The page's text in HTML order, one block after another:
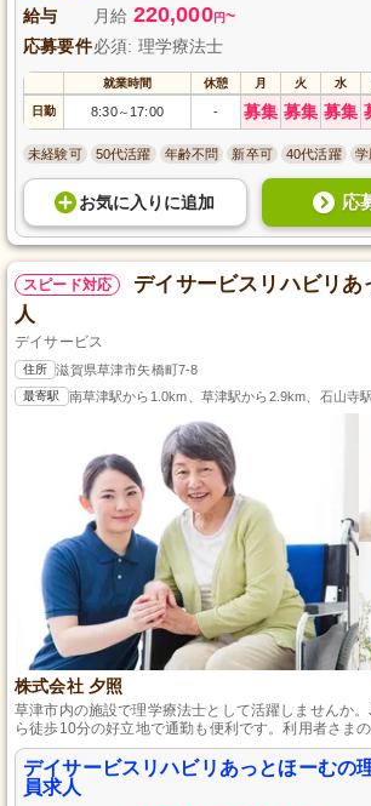
給与 月給 220,000円~
応募要件必須: 理学療法士
就業時間 休憩 月 火 水
日勤 8:30～ 17:00 - 募集 募集 募集
未経験可 50代活躍 年齢不問 新卒可 40代活躍 学
お気に入り に追加 応
スピード対応
デイサービスリハビリあ
人
デイサービス
住所 滋賀県草津市矢橋町7-8
最寄駅 南草津駅から1.0km、草津駅から2.9km、石山寺
株式会社 夕照
草津市内の施設で理学療法士として活躍しませんか
ら徒歩10分の好立地で通勤も便利です。利用者さま
きる」へと導くことを理念に、笑顔とやる気を引き
す。新たな理学療法士も経験豊富なスタッフが丁寧
て仕事を始められます。
デイサービスリハビリあっとほーむの
員求人